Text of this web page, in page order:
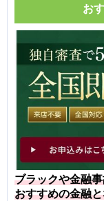
お
ブラックや金融
おすすめの金融